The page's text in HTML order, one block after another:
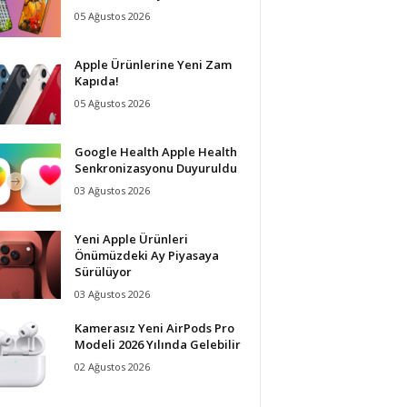
05 Ağustos 2026
Apple Ürünlerine Yeni Zam
Kapıda!
05 Ağustos 2026
Google Health Apple Health
Senkronizasyonu Duyuruldu
03 Ağustos 2026
Yeni Apple Ürünleri
Önümüzdeki Ay Piyasaya
Sürülüyor
03 Ağustos 2026
Kamerasız Yeni AirPods Pro
Modeli 2026 Yılında Gelebilir
02 Ağustos 2026